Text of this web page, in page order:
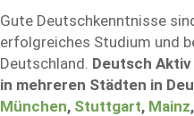
Gute Deutschkenntnisse
erfolgreiches Studium und
Deutschland. Deutsch
in mehreren Städten in
München, Stuttgart, Mainz,